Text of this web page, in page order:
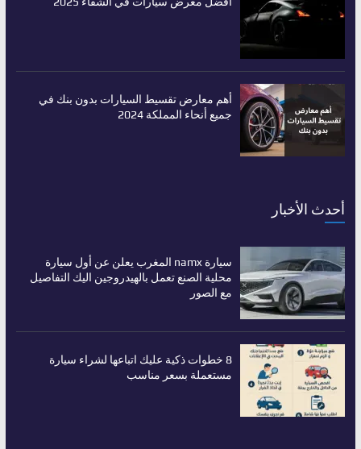
أهم معارض تقسيط السيارات بدون بنك في
جميع أنحاء المملكة 2024
أحدث الأخبار
سيارة namx المغرب يعلن عن أول سيارة
محلية الصنع تعمل بالهيدروجين اليك التفاصيل
مع الصور
8 خطوات ذكية عليك اتباعها لشراء سيارة
مستعملة بسعر مناسب